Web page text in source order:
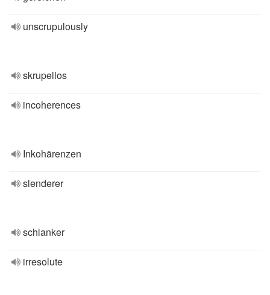
unscrupulously
skrupellos
incoherences
Inkohärenzen
slenderer
schlanker
irresolute